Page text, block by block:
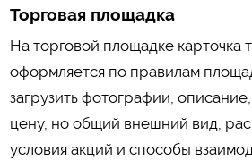
Торговая площадка
На торговой площадке карточка
оформляется по правилам
загрузить фотографии,
цену, но общий внешний вид,
условия акций и способы